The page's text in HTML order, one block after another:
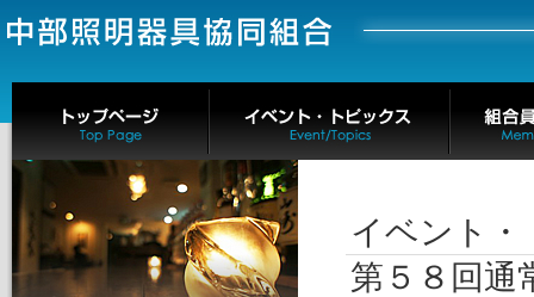
イベント
第５８回通